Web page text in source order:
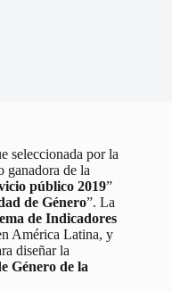
seleccionada por la
ganadora de la
público 2019”
de Género”. La
de Indicadores
América Latina, y
diseñar la
Género de la